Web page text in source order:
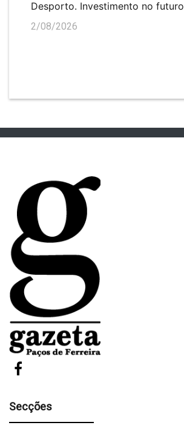
Desporto. Investimento no futuro
2/08/2026
Secções